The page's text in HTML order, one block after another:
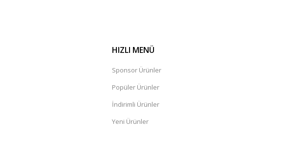
HIZLI MENÜ
Sponsor Ürünler
Popüler Ürünler
İndirimli Ürünler
Yeni Ürünler